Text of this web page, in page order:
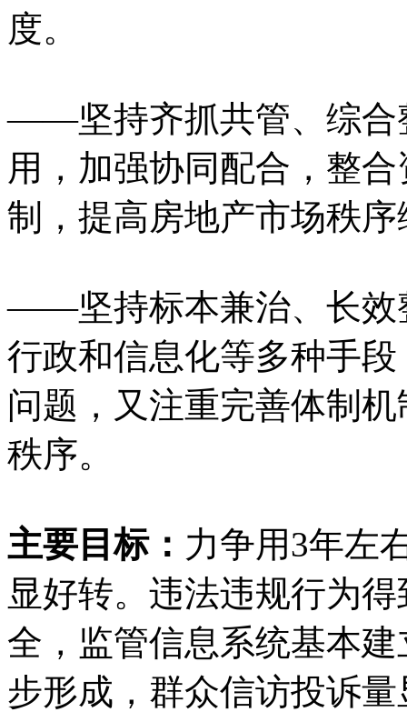
度。
——坚持齐抓共管、综合
用，加强协同配合，整
制，提高房地产市场秩
——坚持标本兼治、长效
行政和信息化等多种手
问题，又注重完善体制
秩序。
主要目标： 力争用3年左
显好转。违法违规行为
全，监管信息系统基本
步形成，群众信访投诉